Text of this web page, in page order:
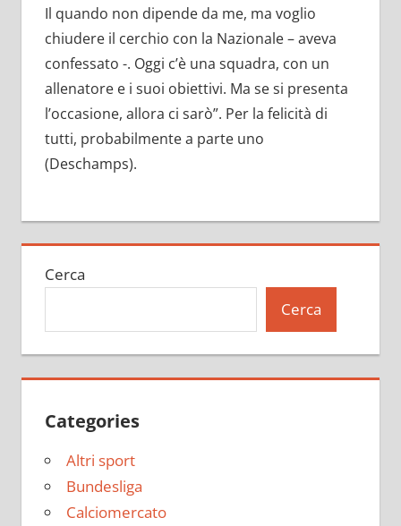
Il quando non dipende da me, ma voglio
chiudere il cerchio con la Nazionale – aveva
confessato -. Oggi c’è una squadra, con un
allenatore e i suoi obiettivi. Ma se si presenta
l’occasione, allora ci sarò”. Per la felicità di
tutti, probabilmente a parte uno
(Deschamps).
Cerca
Cerca
Categories
Altri sport
Bundesliga
Calciomercato